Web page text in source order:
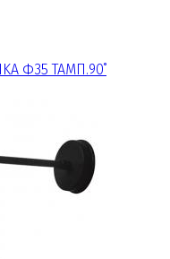
Φ35 ΤΑΜΠ.90˚